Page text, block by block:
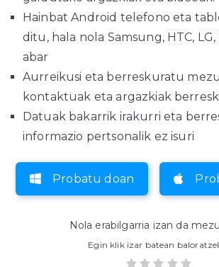
Hainbat Android telefono eta
ditu, hala nola Samsung, HTC,
abar
Aurreikusi eta berreskuratu
kontaktuak eta argazkiak
Datuak bakarrik irakurri eta
informazio pertsonalik ez isuri
Probatu doan
Nola erabilgarria izan da
Egin klik izar batean